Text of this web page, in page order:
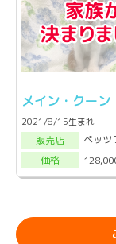
メイン・クーン
2021/8/15生まれ
販売店
ペッツ
価格